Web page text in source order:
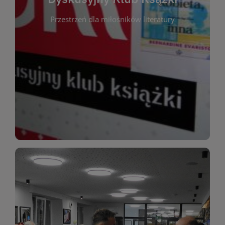
Przestrzeń dla miłośników literatury
Dyskusyjny Klub Ksążki
Dyskusyjny Klub Książki to przestrzeń dla
miłośników literatury, którzy lubią dzielić się
opiniami i emocjami po lekturze. Spotykamy się
regularnie, by rozmawiać o wybranych tytułach z
różnych gatunków literackich. Każde spotkanie to
okazja do inspirującej dyskusji, wymiany
miłośników estetycznych doznań!
WIĘCEJ